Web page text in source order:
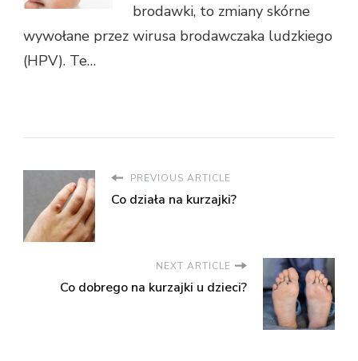
brodawki, to zmiany skórne
wywołane przez wirusa brodawczaka ludzkiego
(HPV). Te…
PREVIOUS ARTICLE
Co działa na kurzajki?
NEXT ARTICLE
Co dobrego na kurzajki u dzieci?